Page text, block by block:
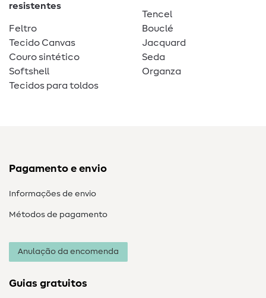
resistentes
Feltro
Tecido Canvas
Couro sintético
Softshell
Tecidos para toldos
Tencel
Bouclé
Jacquard
Seda
Organza
Pagamento e envio
Informações de envio
Métodos de pagamento
Anulação da encomenda
Guias gratuitos